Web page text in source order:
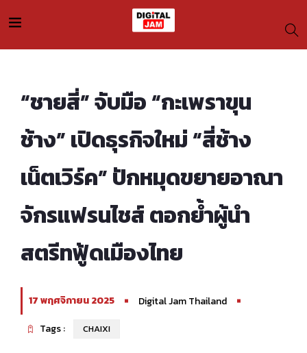
“ชายสี่” จับมือ “กะเพราขุน
ช้าง” เปิดธุรกิจใหม่ “สี่ช้าง
เน็ตเวิร์ค” ปักหมุดขยายอาณา
จักรแฟรนไชส์ ตอกย้ำผู้นำ
สตรีทฟู้ดเมืองไทย
17 พฤศจิกายน 2025
Digital Jam Thailand
Tags :
CHAIXI